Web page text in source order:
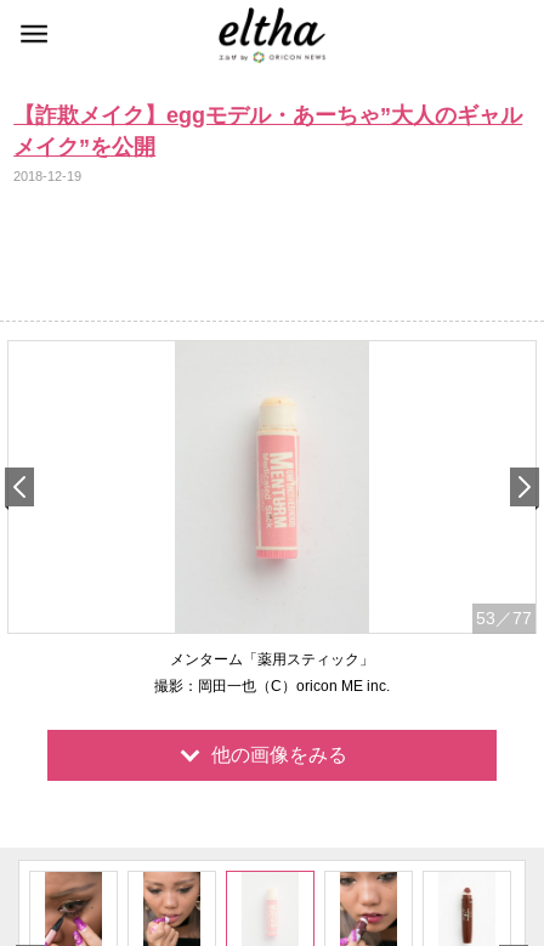
【詐欺メイク】eggモデル・あーちゃ”大人のギャル
メイク”を公開
2018-12-19
53 ／77
メンターム「薬用スティック」
撮影：岡田一也（C）oricon ME inc.
他の画像をみる